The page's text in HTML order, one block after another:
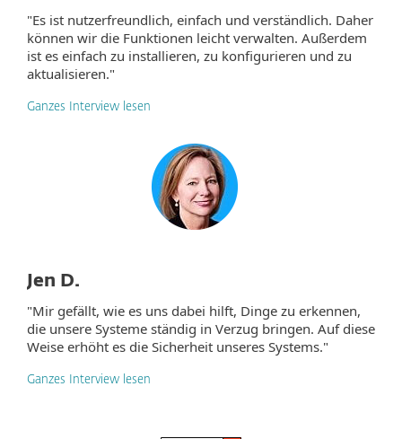
"Es ist nutzerfreundlich, einfach und verständlich. Daher
können wir die Funktionen leicht verwalten. Außerdem
ist es einfach zu installieren, zu konfigurieren und zu
aktualisieren."
Ganzes Interview lesen
Jen D.
"Mir gefällt, wie es uns dabei hilft, Dinge zu erkennen,
die unsere Systeme ständig in Verzug bringen. Auf diese
Weise erhöht es die Sicherheit unseres Systems."
Ganzes Interview lesen